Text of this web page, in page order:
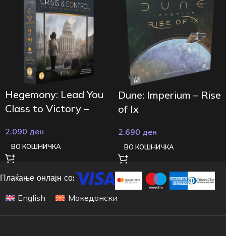
Hegemony: Lead You
Class to Victory –
2.090 ден
ВО КОШНИЧКА
Dune: Imperium – Rise
of Ix
2.690 ден
ВО КОШНИЧКА
Плаќање онлајн со:
English
Македонски